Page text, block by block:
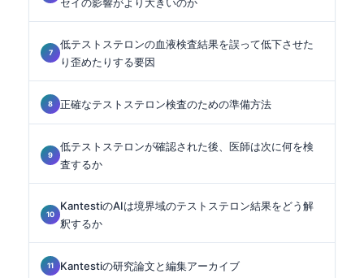
低テストステロンの血液検査結果を誤って低下させた
り歪めたりする要因
正確なテストステロン検査のための準備方法
低テストステロンが確認された後、医師は次に何を検
査するか
KantestiのAIは境界域のテストステロン結果をどう解
釈するか
Kantestiの研究論文と編集アーカイブ